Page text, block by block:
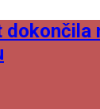
dokončila